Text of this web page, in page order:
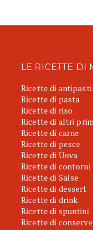
LE RICETTE DI
Ricette di antipasti
Ricette di pasta
Ricette di riso
Ricette di altri
Ricette di carne
Ricette di pesce
Ricette di Uova
Ricette di contorni
Ricette di Salse
Ricette di dessert
Ricette di drink
Ricette di spuntini
Ricette di conserve